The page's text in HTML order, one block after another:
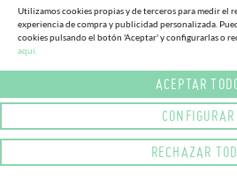
27, 95€ (-30%)
19,56€ 36,
Utilizamos cookies propias y de terceros para medir el
experiencia de compra y publicidad personalizada.
cookies pulsando el botón 'Aceptar' y configurarlas o
aqui.
ACEPTAR
CONFIGURAR
RECHAZAR